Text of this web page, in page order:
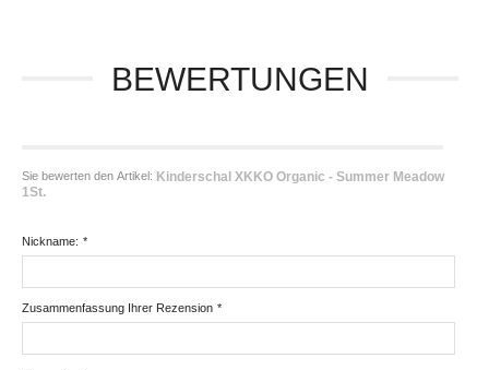
BEWERTUNGEN
Sie bewerten den Artikel: Kinderschal XKKO Organic - Summer Meadow
1St.
*
Nickname:
*
Zusammenfassung Ihrer Rezension